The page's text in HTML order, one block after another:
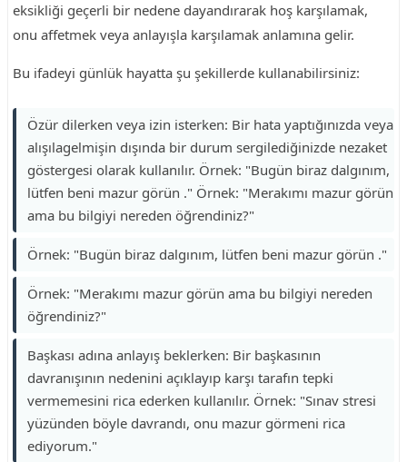
eksikliği geçerli bir nedene dayandırarak hoş karşılamak,
onu affetmek veya anlayışla karşılamak anlamına gelir.
Bu ifadeyi günlük hayatta şu şekillerde kullanabilirsiniz:
Özür dilerken veya izin isterken: Bir hata yaptığınızda veya
alışılagelmişin dışında bir durum sergilediğinizde nezaket
göstergesi olarak kullanılır. Örnek: "Bugün biraz dalgınım,
lütfen beni mazur görün ." Örnek: "Merakımı mazur görün
ama bu bilgiyi nereden öğrendiniz?"
Örnek: "Bugün biraz dalgınım, lütfen beni mazur görün ."
Örnek: "Merakımı mazur görün ama bu bilgiyi nereden
öğrendiniz?"
Başkası adına anlayış beklerken: Bir başkasının
davranışının nedenini açıklayıp karşı tarafın tepki
vermemesini rica ederken kullanılır. Örnek: "Sınav stresi
yüzünden böyle davrandı, onu mazur görmeni rica
ediyorum."